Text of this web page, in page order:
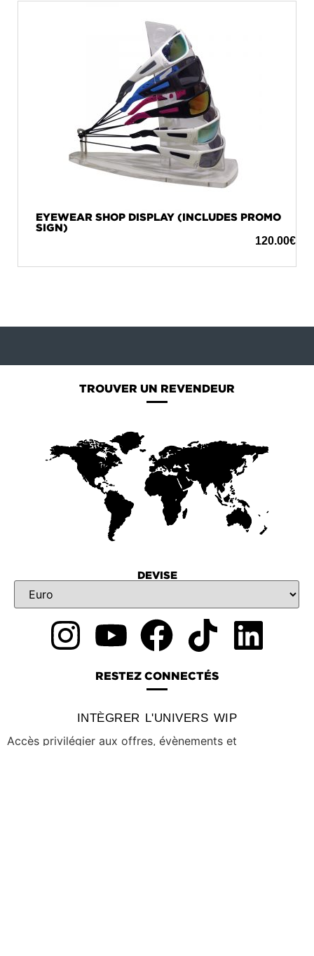
EYEWEAR SHOP DISPLAY (INCLUDES PROMO
SIGN)
120.00€
TROUVER UN REVENDEUR
DEVISE
RESTEZ CONNECTÉS
INTÈGRER L'UNIVERS WIP
Accès privilégier aux offres, évènements et